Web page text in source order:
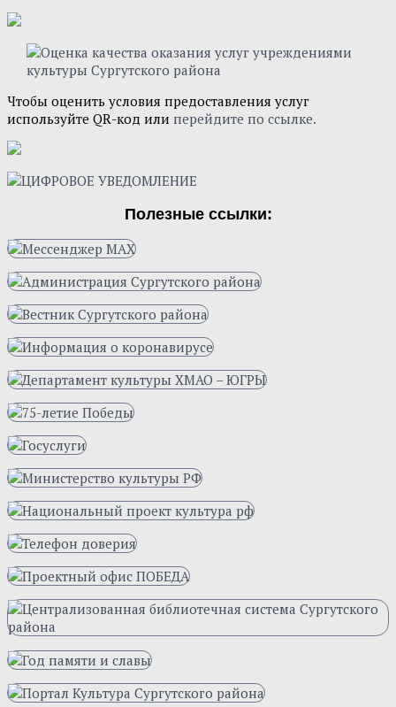
Чтобы оценить условия предоставления услуг
используйте QR-код или перейдите по ссылке.
Полезные ссылки: